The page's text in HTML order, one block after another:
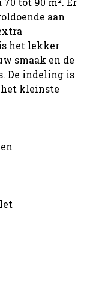
aan
het lekker
smaak en de
De indeling is
kleinste